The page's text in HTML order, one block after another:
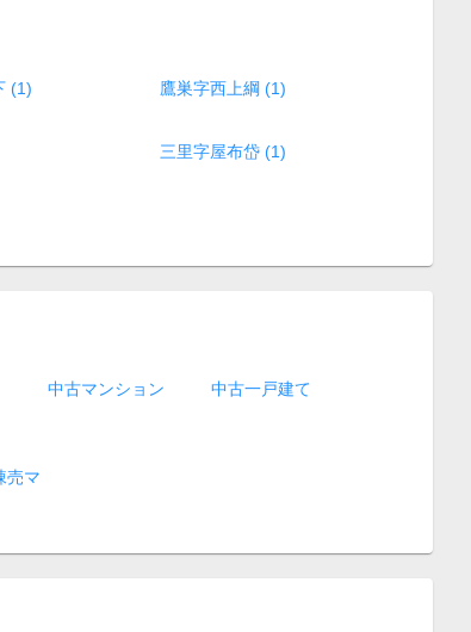
(1) 鷹巣字西上綱 (1)
三里字屋布岱 (1)
中古マンション 中古一戸建て
売マ